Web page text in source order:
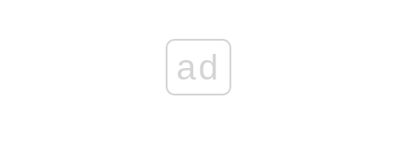
ad